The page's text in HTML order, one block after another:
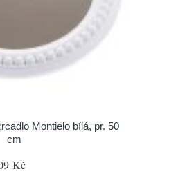
Montielo bílá, pr. 50
cm
Kč